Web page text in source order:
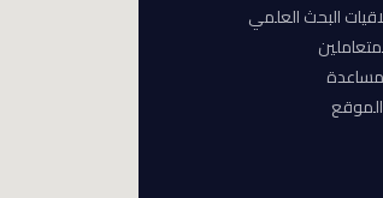
البحث العلمي